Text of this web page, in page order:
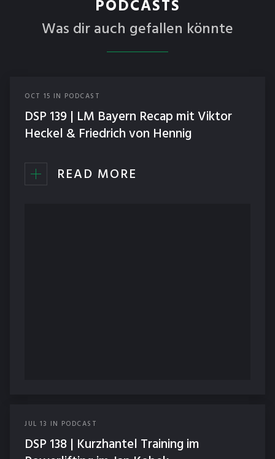
PODCASTS
Was dir auch gefallen könnte
OCT 15 IN PODCAST
DSP 139 | LM Bayern Recap mit Viktor
Heckel & Friedrich von Hennig
READ MORE
JUL 13 IN PODCAST
DSP 138 | Kurzhantel Training im